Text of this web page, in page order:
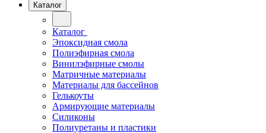
Каталог
Каталог
Эпоксидная смола
Полиэфирная смола
Винилэфирные смолы
Матричные материалы
Материалы для бассейнов
Гелькоуты
Армирующие материалы
Силиконы
Полиуретаны и пластики